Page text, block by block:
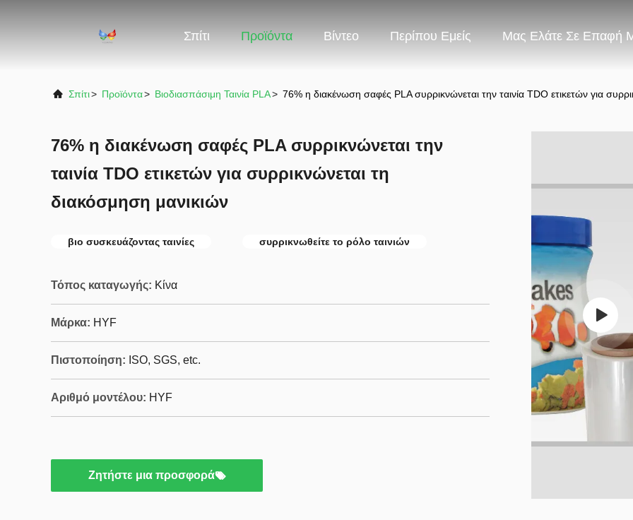
Σπίτι Προϊόντα Βίντεο Περίπου Εμείς Μας Ελάτε Σε Επαφή
Σπίτι> Προϊόντα> Βιοδιασπάσιμη Ταινία PLA> 76% η διακένωση σαφές PLA συρρικνώνεται την ταινία TDO ετικετών για
76% η διακένωση σαφές PLA συρρικνώνεται την
ταινία TDO ετικετών για συρρικνώνεται τη
διακόσμηση μανικιών
βιο συσκευάζοντας ταινίες συρρικνωθείτε το ρόλο ταινιών
Τόπος καταγωγής: Κίνα
Μάρκα: HYF
Πιστοποίηση: ISO, SGS, etc.
Αριθμό μοντέλου: HYF
Ζητήστε μια προσφορά